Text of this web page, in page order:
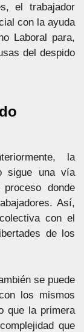
el trabajador
con la ayuda
Laboral para,
del despido
la
sigue una vía
donde
Así,
con el
de los
se puede
los mismos
que la primera
que